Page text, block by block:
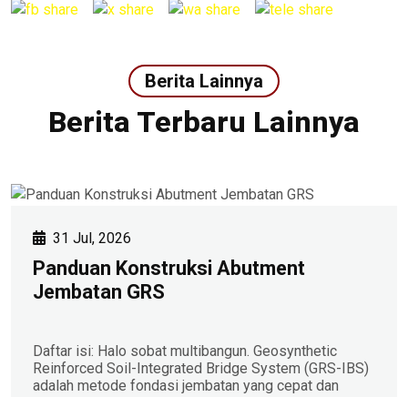
Berita Lainnya
Berita Terbaru Lainnya
31 Jul, 2026
Panduan Konstruksi Abutment
Jembatan GRS
Daftar isi: Halo sobat multibangun. Geosynthetic
Reinforced Soil-Integrated Bridge System (GRS-IBS)
adalah metode fondasi jembatan yang cepat dan